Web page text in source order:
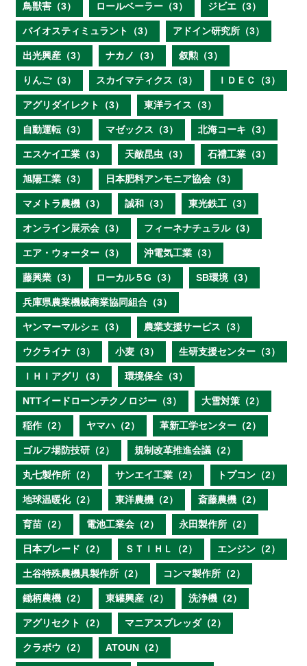
鳥獣害（3） ロールベーラー（3） ジビエ（3）
バイオスティミュラント（3） アドイン研究所（3）
出光興産（3） ナカノ（3） 叙勲（3）
りんご（3） スカイマティクス（3） ＩＤＥＣ（3）
アグリダイレクト（3） 東洋ライス（3）
自動運転（3） マゼックス（3） 北海コーキ（3）
エスケイ工業（3） 天敵昆虫（3） 石禮工業（3）
旭陽工業（3） 日本肥料アンモニア協会（3）
マメトラ農機（3） 誠和（3） 東光鉄工（3）
オンライン展示会（3） フィーネナチュラル（3）
エア・ウォーター（3） 沖電気工業（3）
藤興業（3） ローカル５G（3） SB環境（3）
兵庫県農業機械商業協同組合（3）
ヤンマーマルシェ（3） 農業支援サービス（3）
ウクライナ（3） 小麦（3） 生研支援センター（3）
ＩＨＩアグリ（3） 環境保全（3）
NTTイードローンテクノロジー（3） 大雪対策（2）
稲作（2） ヤマハ（2） 革新工学センター（2）
ゴルフ場防技研（2） 規制改革推進会議（2）
丸七製作所（2） サンエイ工業（2） トプコン（2）
地球温暖化（2） 東洋農機（2） 斎藤農機（2）
育苗（2） 電池工業会（2） 永田製作所（2）
日本ブレード（2） ＳＴＩＨＬ（2） エンジン（2）
土谷特殊農機具製作所（2） コンマ製作所（2）
鋤柄農機（2） 東罐興産（2） 洗浄機（2）
アグリセクト（2） マニアスプレッダ（2）
クラボウ（2） ATOUN（2）